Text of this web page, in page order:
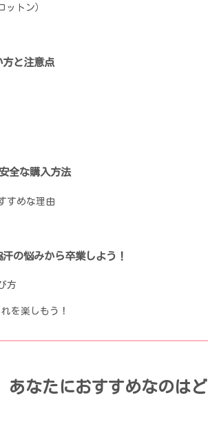
トン）
と注意点
全な購入方法
すめな理由
の悩みから卒業しよう！
方
を楽しもう！
あなたにおすすめなのはど